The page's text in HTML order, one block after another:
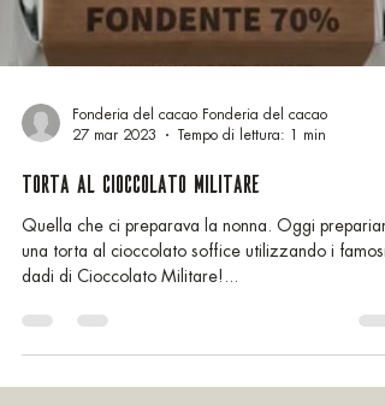
Fonderia del cacao Fonderia del cacao
27 mar 2023
Tempo di lettura: 1 min
TORTA AL CIOCCOLATO MILITARE
Quella che ci preparava la nonna. Oggi
una torta al cioccolato soffice utilizzando i famosi
dadi di Cioccolato Militare!...